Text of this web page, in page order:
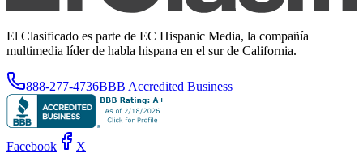
El Clasificado es parte de EC Hispanic Media, la compañía
multimedia líder de habla hispana en el sur de California.
888-277-4736BBB Accredited Business
Facebook X